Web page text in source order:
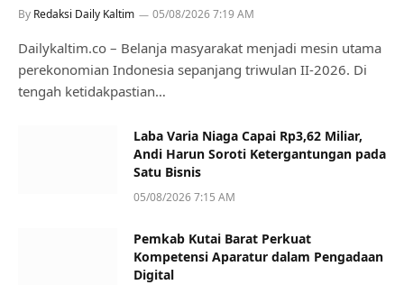
By Redaksi Daily Kaltim 05/08/2026 7:19 AM
Dailykaltim.co – Belanja masyarakat menjadi mesin utama
perekonomian Indonesia sepanjang triwulan II-2026. Di
tengah ketidakpastian…
Laba Varia Niaga Capai Rp3,62 Miliar,
Andi Harun Soroti Ketergantungan pada
Satu Bisnis
05/08/2026 7:15 AM
Pemkab Kutai Barat Perkuat
Kompetensi Aparatur dalam Pengadaan
Digital